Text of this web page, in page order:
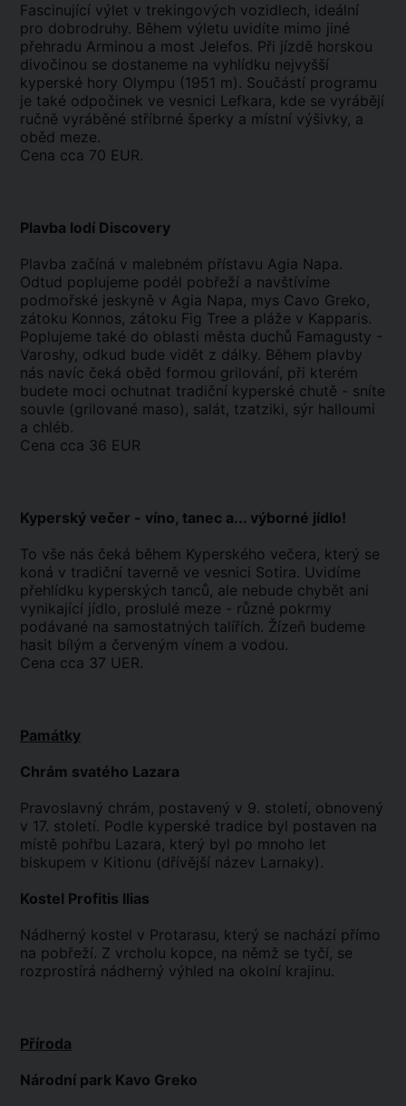
Fascinující výlet v trekingových vozidlech, ideální
pro dobrodruhy. Během výletu uvidíte mimo jiné
přehradu Arminou a most Jelefos. Při jízdě horskou
divočinou se dostaneme na vyhlídku nejvyšší
kyperské hory Olympu (1951 m). Součástí programu
je také odpočinek ve vesnici Lefkara, kde se vyrábějí
ručně vyráběné stříbrné šperky a místní výšivky, a
oběd meze.
Cena cca 70 EUR.
Plavba lodí Discovery
Plavba začíná v malebném přístavu Agia Napa.
Odtud poplujeme podél pobřeží a navštívíme
podmořské jeskyně v Agia Napa, mys Cavo Greko,
zátoku Konnos, zátoku Fig Tree a pláže v Kapparis.
Poplujeme také do oblasti města duchů Famagusty -
Varoshy, odkud bude vidět z dálky. Během plavby
nás navíc čeká oběd formou grilování, při kterém
budete moci ochutnat tradiční kyperské chutě - sníte
souvle (grilované maso), salát, tzatziki, sýr halloumi
a chléb.
Cena cca 36 EUR
Kyperský večer - víno, tanec a... výborné jídlo!
To vše nás čeká během Kyperského večera, který se
koná v tradiční taverně ve vesnici Sotira. Uvidíme
přehlídku kyperských tanců, ale nebude chybět ani
vynikající jídlo, proslulé meze - různé pokrmy
podávané na samostatných talířích. Žízeň budeme
hasit bílým a červeným vínem a vodou.
Cena cca 37 UER.
Památky
Chrám svatého Lazara
Pravoslavný chrám, postavený v 9. století, obnovený
v 17. století. Podle kyperské tradice byl postaven na
místě pohřbu Lazara, který byl po mnoho let
biskupem v Kitionu (dřívější název Larnaky).
Kostel Profitis Ilias
Nádherný kostel v Protarasu, který se nachází přímo
na pobřeží. Z vrcholu kopce, na němž se tyčí, se
rozprostírá nádherný výhled na okolní krajinu.
Příroda
Národní park Kavo Greko